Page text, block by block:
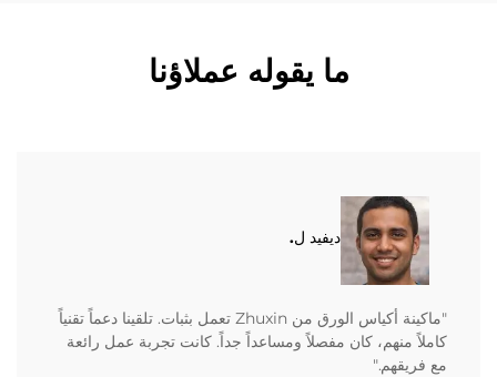
ما يقوله عملاؤنا
ديفيد ل.
"ماكينة أكياس الورق من Zhuxin تعمل بثبات. تلقينا دعماً تقنياً
كاملاً منهم، كان مفصلاً ومساعداً جداً. كانت تجربة عمل رائعة
مع فريقهم."